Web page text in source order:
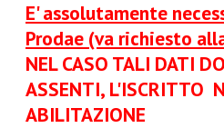
E' assolutamente
Prodae (va richiesto
NEL CASO TALI DATI
ASSENTI, L'ISCRITTO
ABILITAZIONE